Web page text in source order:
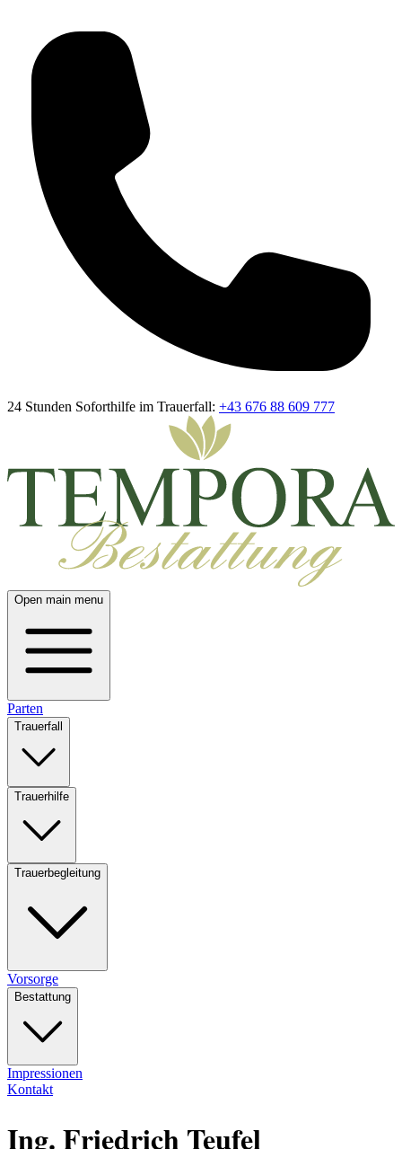
24 Stunden Soforthilfe im Trauerfall: +43 676 88 609 777
Open main menu
Parten
Trauerfall
Trauerhilfe
Trauerbegleitung
Vorsorge
Bestattung
Impressionen
Kontakt
Ing. Friedrich Teufel